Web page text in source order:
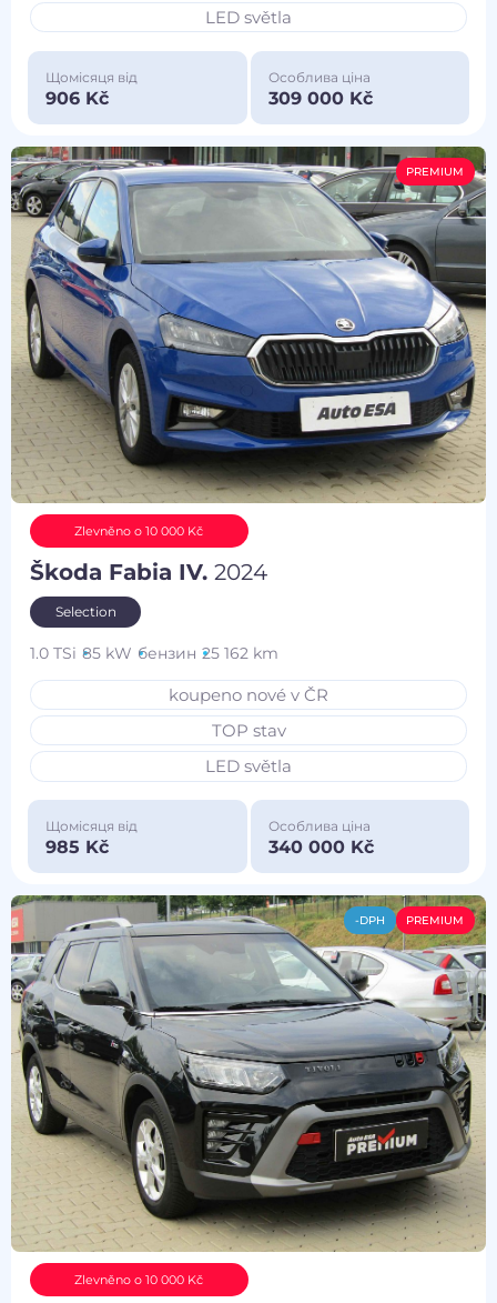
LED světla
Щомісяця від
906 Kč
Особлива ціна
309 000 Kč
PREMIUM
Zlevněno o 10 000 Kč
Škoda Fabia IV.2024
Selection
1.0 TSi 85 kW бензин 25 162 km
koupeno nové v ČR
TOP stav
LED světla
Щомісяця від
985 Kč
Особлива ціна
340 000 Kč
-DPH PREMIUM
Zlevněno o 10 000 Kč